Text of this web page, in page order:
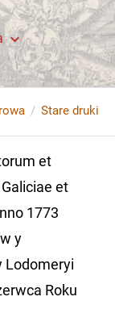
Stare druki
et
et
1773
y
Lodomeryi
Roku